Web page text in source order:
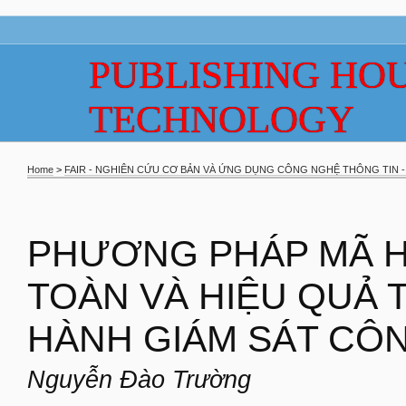
PUBLISHING
TECHNOLOGY
Home> FAIR - NGHIÊN CỨU CƠ BẢN VÀ ỨNG DỤNG CÔNG NGHỆ THÔNG TIN -
PHƯƠNG PHÁP MÃ
TOÀN VÀ HIỆU QUẢ
HÀNH GIÁM SÁT
Nguyễn Đào Trường